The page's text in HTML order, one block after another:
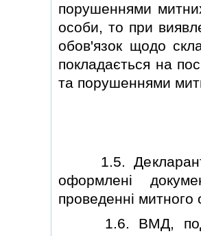
порушеннями
особи, то при
обов'язок щодо
покладається на
та порушеннями
1.5. Декларант
оформленi
проведеннi митного
1.6. ВМД,